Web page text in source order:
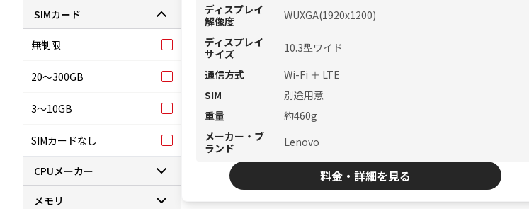
SIMカード
無制限
20〜300GB
3〜10GB
SIMカードなし
CPUメーカー
メモリ
ディスプレイ
解像度
WUXGA(1920x1200)
ディスプレイ
サイズ
10.3型ワイド
通信方式
Wi-Fi ＋ LTE
SIM
別途用意
重量
約460g
メーカー・ブ
ランド
Lenovo
料金・詳細を見る